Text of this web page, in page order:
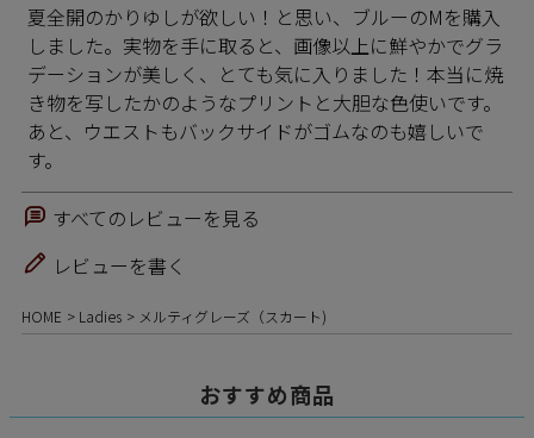
夏全開のかりゆしが欲しい！と思い、ブルーのMを購入
しました。実物を手に取ると、画像以上に鮮やかでグラ
デーションが美しく、とても気に入りました！本当に焼
き物を写したかのようなプリントと大胆な色使いです。
あと、ウエストもバックサイドがゴムなのも嬉しいで
す。
すべてのレビューを見る
レビューを書く
HOME Ladies メルティグレーズ（スカート)
おすすめ商品